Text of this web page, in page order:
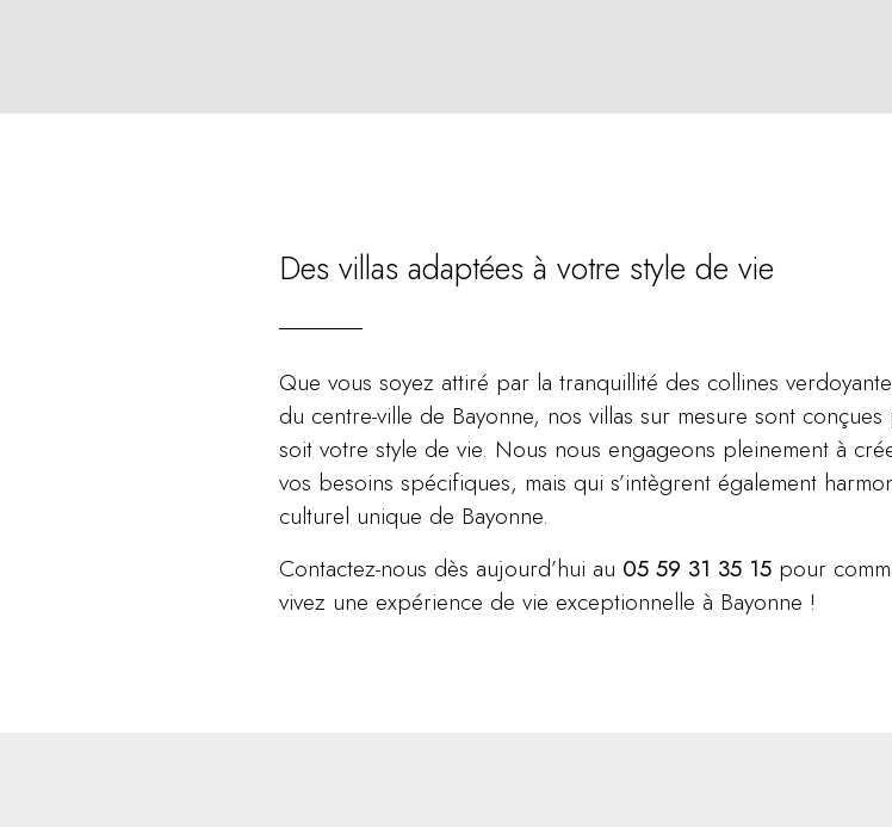
Des villas adaptées à votre style de vie
Que vous soyez attiré par la tranquillité des collines
du centre-ville de Bayonne, nos villas sur mesure sont
soit votre style de vie. Nous nous engageons pleinement à
vos besoins spécifiques, mais qui s’intègrent également
culturel unique de Bayonne.
Contactez-nous dès aujourd’hui au 05 59 31 35 15 pour
vivez une expérience de vie exceptionnelle à Bayonne !